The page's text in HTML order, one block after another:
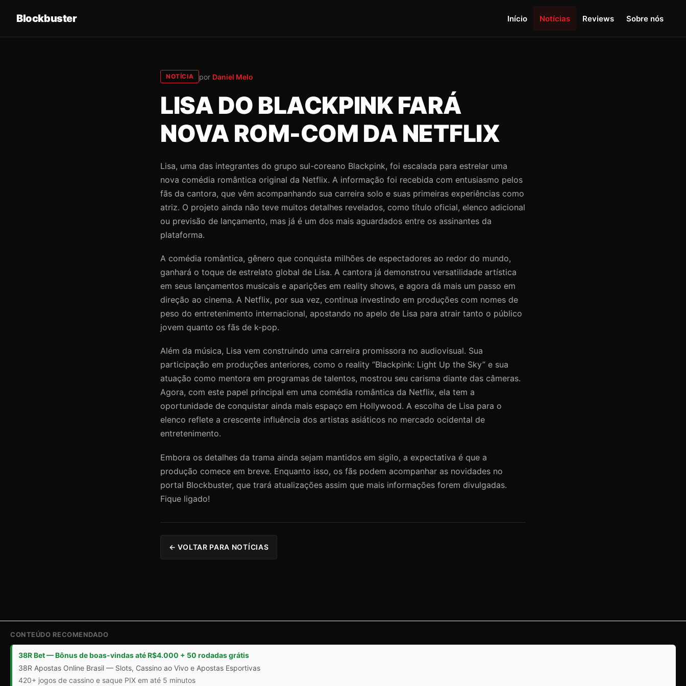
Blockbuster Início Notícias Reviews Sobre nós
NOTÍCIA por Daniel Melo
LISA DO BLACKPINK FARÁ
NOVA ROM-COM DA NETFLIX
Lisa, uma das integrantes do grupo sul-coreano Blackpink, foi escalada para estrelar uma
nova comédia romântica original da Netflix. A informação foi recebida com entusiasmo pelos
fãs da cantora, que vêm acompanhando sua carreira solo e suas primeiras experiências como
atriz. O projeto ainda não teve muitos detalhes revelados, como título oficial, elenco adicional
ou previsão de lançamento, mas já é um dos mais aguardados entre os assinantes da
plataforma.
A comédia romântica, gênero que conquista milhões de espectadores ao redor do mundo,
ganhará o toque de estrelato global de Lisa. A cantora já demonstrou versatilidade artística
em seus lançamentos musicais e aparições em reality shows, e agora dá mais um passo em
direção ao cinema. A Netflix, por sua vez, continua investindo em produções com nomes de
peso do entretenimento internacional, apostando no apelo de Lisa para atrair tanto o público
jovem quanto os fãs de k-pop.
Além da música, Lisa vem construindo uma carreira promissora no audiovisual. Sua
participação em produções anteriores, como o reality “Blackpink: Light Up the Sky” e sua
atuação como mentora em programas de talentos, mostrou seu carisma diante das câmeras.
Agora, com este papel principal em uma comédia romântica da Netflix, ela tem a
oportunidade de conquistar ainda mais espaço em Hollywood. A escolha de Lisa para o
elenco reflete a crescente influência dos artistas asiáticos no mercado ocidental de
entretenimento.
Embora os detalhes da trama ainda sejam mantidos em sigilo, a expectativa é que a
produção comece em breve. Enquanto isso, os fãs podem acompanhar as novidades no
portal Blockbuster, que trará atualizações assim que mais informações forem divulgadas.
Fique ligado!
← VOLTAR PARA NOTÍCIAS
CONTEÚDO RECOMENDADO
38R Bet — Bônus de boas-vindas até R$4.000 + 50 rodadas grátis
38R Apostas Online Brasil — Slots, Cassino ao Vivo e Apostas Esportivas
420+ jogos de cassino e saque PIX em até 5 minutos